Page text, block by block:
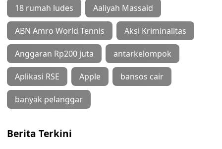
18 rumah ludes Aaliyah Massaid
ABN Amro World Tennis Aksi Kriminalitas
Anggaran Rp200 juta antarkelompok
Aplikasi RSE Apple bansos cair
banyak pelanggar
Berita Terkini